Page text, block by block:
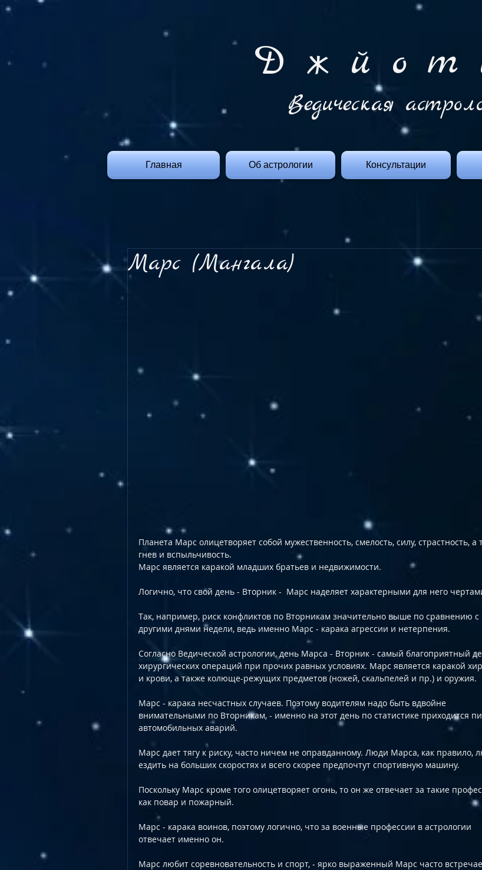
Д ж й o т
Ведическая
Главная Об астрологии Консультации
Марс (Мангала)
Планета Марс олицетворяет собой мужественность, смелость, силу, страстность, а
гнев и вспыльчивость.
Марс является каракой младших братьев и недвижимости.
Логично, что свой день - Вторник -  Марс наделяет характерными для него
Так, например, риск конфликтов по Вторникам значительно выше по сравнению с
другими днями недели, ведь именно Марс - карака агрессии и нетерпения.
Cогласно Ведической астрологии, день Марса - Вторник - самый благоприятный
хирургических операций при прочих равных условиях. Марс является каракой
и крови, а также колюще-режущих предметов (ножей, скальпелей и пр.) и оружия.
Марс - каракa несчастных случаев. Поэтому водителям надо быть вдвойне
внимательными по Вторникам, - именно на этот день по статистике приходится
автомобильных аварий.
Марс дает тягу к риску, часто ничем не оправданному. Люди Марса, как правило,
ездить на больших скоростях и всего скорее предпочтут спортивную машину.
Поскольку Марс кроме того олицетворяет огонь, то он же отвечает за такие
как повар и пожарный.
Марс - карака воинов, поэтому логично, что за военные профессии в астрологии
отвечает именно он.
Марс любит соревновательность и спорт, - ярко выраженный Марс часто